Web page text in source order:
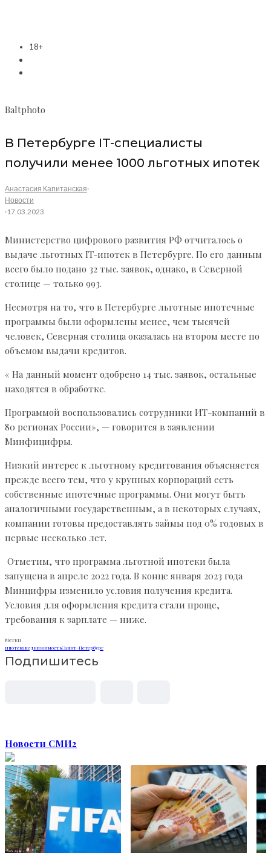
18+
Baltphoto
В Петербурге IT-специалисты
получили менее 1000 льготных ипотек
Анастасия Капитанская·
Новости
·17.03.2023
Министерство цифрового развития РФ отчиталось о
выдаче льготных IT-ипотек в Петербурге. По его данным
всего было подано 32 тыс. заявок, однако, в Северной
столице — только 993.
Несмотря на то, что в Петербурге льготные ипотечные
программы были оформлены менее, чем тысячей
человек, Северная столица оказалась на втором месте по
объемом выдачи кредитов.
« На данный момент одобрено 14 тыс. заявок, остальные
находятся в обработке.
Программой воспользовались сотрудники ИТ-компаний в
80 регионах России», — говорится в заявлении
Минфицифры.
Низкий интерес к льготному кредитования объясняется
прежде всего тем, что у крупных корпораций есть
собственные ипотечные программы. Они могут быть
аналогичными государственным, а в некоторых случаях,
компании готовы предоставлять займы под 0% годовых в
первые несколько лет.
Отметим, что программа льготной ипотеки была
запущена в апреле 2022 года. В конце января 2023 года
Минцифры изменило условия получения кредита.
Условия для оформления кредита стали проще,
требования к зарплате — ниже.
Метки
ипотеканедвижимостьСанкт-Петербург
Подпишитесь
Новости СМИ2